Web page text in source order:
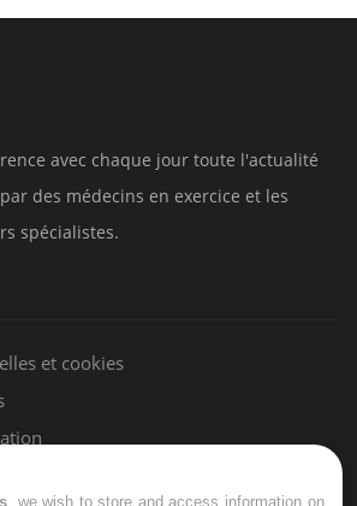
avec chaque jour toute l'actualité
des médecins en exercice et les
spécialistes.
et cookies
, we wish to store and access information on